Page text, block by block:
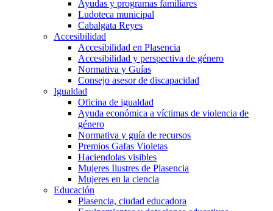
Ayudas y programas familiares
Ludoteca municipal
Cabalgata Reyes
Accesibilidad
Accesibilidad en Plasencia
Accesibilidad y perspectiva de género
Normativa y Guías
Consejo asesor de discapacidad
Igualdad
Oficina de igualdad
Ayuda económica a víctimas de violencia de
género
Normativa y guía de recursos
Premios Gafas Violetas
Haciendolas visibles
Mujeres Ilustres de Plasencia
Mujeres en la ciencia
Educación
Plasencia, ciudad educadora